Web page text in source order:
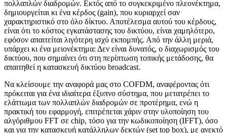
πολλαπλών διαδρομών. Εκτός από το συγκεκριμένο πλεονέκτημα,
δημιουργείται κι ένα κέρδος (gain), που κυριαρχεί σαν
χαρακτηριστικό στο όλο δίκτυο. Αποτέλεσμα αυτού του κέρδους,
είναι ότι το κόστος εγκατάστασης του δικτύου, είναι χαμηλότερο,
εφόσον απαιτείται λιγότερη ισχύ εκπομπής. Από την άλλη μεριά,
υπάρχει κι ένα μειονέκτημα: Δεν είναι δυνατός, ο διαχωρισμός του
δικτύου, που σημαίνει ότι στη περίπτωση τοπικής μετάδοσης, θα
απαιτηθεί η κατασκευή δικτύου broadcast.
Να κλείσουμε την αναφορά μας στο COFDM, αναφέροντας ότι
πρόκειται για ένα ιδιαίτερα έξυπνο σύστημα, που μετατρέπει το
ελάττωμα των πολλαπλών διαδρομών σε προτέρημα, ενώ η
πρακτική του εφαρμογή, επιτρέπεται χάριν στην υλοποίηση του
αλγόριθμου FFT σε chip, τόσο για την κωδικοποίηση (IFFT), όσο
και για την κατασκευή κατάλληλων δεκτών (set top box), με ανεκτό